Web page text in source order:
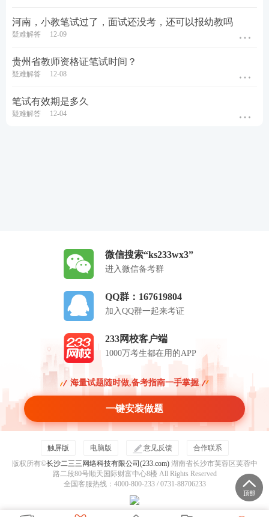
河南，小教笔试过了，面试还没考，还可以报幼教吗
疑难解答 12-09
贵州省教师资格证笔试时间？
疑难解答 12-08
笔试有效期是多久
疑难解答 12-04
微信搜索“ks233wx3”
进入微信备考群
QQ群：167619804
加入QQ群一起来考证
233网校客户端
1000万考生都在用的APP
海量试题随时做,备考指南一手掌握
一键安装做题
触屏版 电脑版 意见反馈
合作联系
版权所有©长沙二三三网络科技有限公司(233.com)湖南省长沙市芙蓉区芙蓉中
路二段80号顺天国际财富中心8楼 All Rights Reserved
全国客服热线：4000-800-233 / 0731-88706233